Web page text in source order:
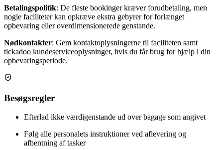
Betalingspolitik: De fleste bookinger kræver forudbetaling, men
nogle faciliteter kan opkræve ekstra gebyrer for forlænget
opbevaring eller overdimensionerede genstande.
Nødkontakter: Gem kontaktoplysningerne til faciliteten samt
tickadoo kundeserviceoplysninger, hvis du får brug for hjælp i din
opbevaringsperiode.
Besøgsregler
Efterlad ikke værdigenstande ud over bagage som angivet
Følg alle personalets instruktioner ved aflevering og
afhentning af tasker